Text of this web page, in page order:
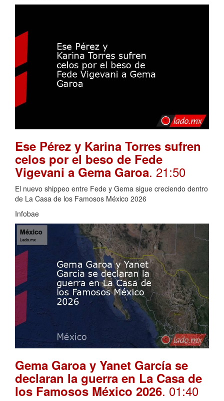
Ese Pérez y Karina Torres sufren
celos por el beso de Fede
Vigevani a Gema Garoa. 21:50
El nuevo shippeo entre Fede y Gema sigue creciendo dentro
de La Casa de los Famosos México 2026
Infobae
Gema Garoa y Yanet García se
declaran la guerra en La Casa de
los Famosos México 2026. 01:40